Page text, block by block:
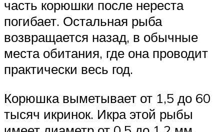
часть корюшки после нереста
погибает. Остальная рыба
возвращается назад, в обычные
места обитания, где она проводит
практически весь год.
Корюшка выметывает от 1,5 до 60
тысяч икринок. Икра этой рыбы